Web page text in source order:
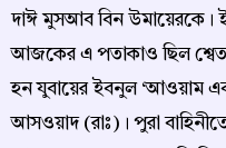
দাঈ মুসআব বিন উমায়েরকে।
আজকের এ পতাকাও ছিল শ্বেত
হন যুবায়ের ইবনুল ‘আওয়াম
আসওয়াদ (রাঃ)। পুরা